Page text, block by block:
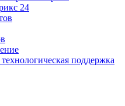
24
поддержка